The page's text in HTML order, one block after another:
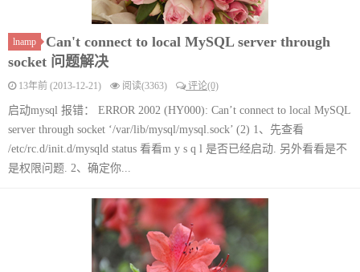
lnamp
Can't connect to local MySQL server through
socket 问题解决
13年前 (2013-12-21) 阅读(3363) 评论(0)
启动mysql 报错： ERROR 2002 (HY000): Can’t connect to local MySQL
server through socket ‘/var/lib/mysql/mysql.sock’ (2) 1、先查看
/etc/rc.d/init.d/mysqld status 看看m y s q l 是否已经启动. 另外看看是不
是权限问题. 2、确定你...